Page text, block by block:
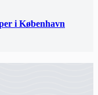
i København